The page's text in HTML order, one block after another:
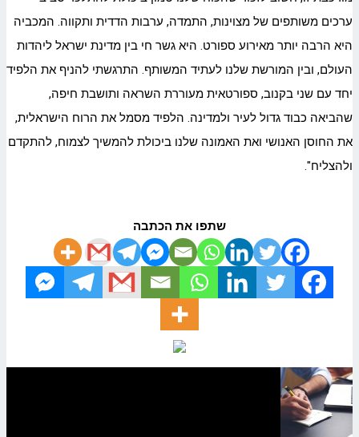
ערכים משותפים של מצוינות, התמדה, ערבות הדדית ותקווה. המכביה
היא הרבה יותר מאירוע ספורט. היא גשר חי בין מדינת ישראל ליהדות
העולם, ובין המורשת שלנו לעתיד המשותף. התרגשתי להניף את הלפיד
יחד עם שני בקנוב, ספורטאית מעוררת השראה ותושבת חיפה,
שהביאה כבוד גדול לעיר ולמדינה. הלפיד מסמל את הרוח הישראלית,
את החוסן האנושי ואת האמונה שלנו ביכולת להמשיך לצמוח, להתקדם
ולהצליח".
שתפו את הכתבה